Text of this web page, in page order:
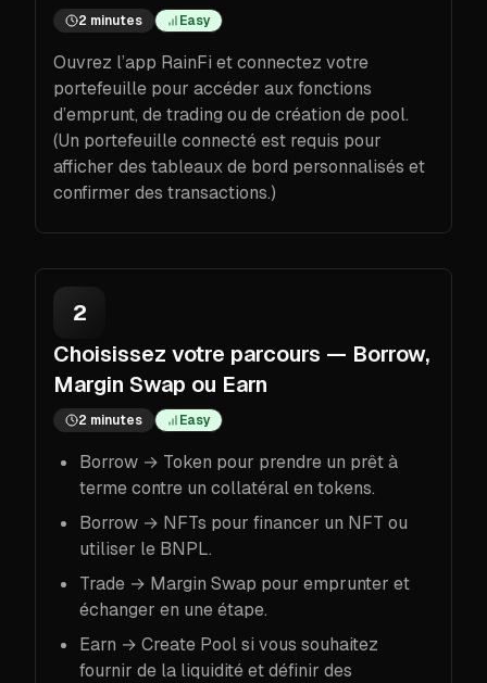
2 minutes Easy
Ouvrez l’app RainFi et connectez votre
portefeuille pour accéder aux fonctions
d’emprunt, de trading ou de création de pool.
(Un portefeuille connecté est requis pour
afficher des tableaux de bord personnalisés et
confirmer des transactions.)
2
Choisissez votre parcours — Borrow,
Margin Swap ou Earn
2 minutes Easy
Borrow → Token pour prendre un prêt à
terme contre un collatéral en tokens.
Borrow → NFTs pour financer un NFT ou
utiliser le BNPL.
Trade → Margin Swap pour emprunter et
échanger en une étape.
Earn → Create Pool si vous souhaitez
fournir de la liquidité et définir des